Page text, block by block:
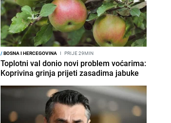
/BOSNA I HERCEGOVINA I PRIJE 29MIN
Toplotni val donio novi problem voćarima:
Koprivina grinja prijeti zasadima jabuke